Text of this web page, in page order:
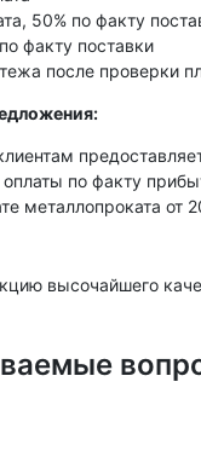
50% по факту
факту поставки
после проверки
по факту
металлопроката от
высочайшего